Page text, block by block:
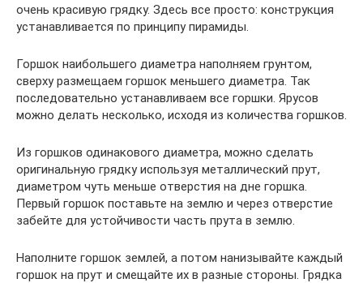
очень красивую грядку. Здесь все просто: конструкция
устанавливается по принципу пирамиды.
Горшок наибольшего диаметра наполняем грунтом,
сверху размещаем горшок меньшего диаметра. Так
последовательно устанавливаем все горшки. Ярусов
можно делать несколько, исходя из количества горшков.
Из горшков одинакового диаметра, можно сделать
оригинальную грядку используя металлический прут,
диаметром чуть меньше отверстия на дне горшка.
Первый горшок поставьте на землю и через отверстие
забейте для устойчивости часть прута в землю.
Наполните горшок землей, а потом нанизывайте каждый
горшок на прут и смещайте их в разные стороны. Грядка